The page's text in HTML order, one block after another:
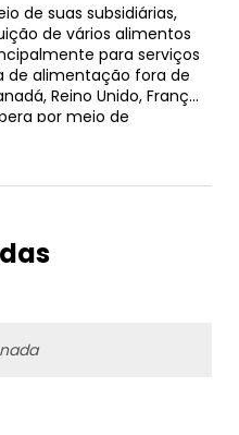
de suas subsidiárias,
de vários alimentos
para serviços
de alimentação fora de
Reino Unido, França
por meio de
EUA, operações
e frutos do mar;
especialidades
incluindo produtos de
por porcelanas e
que incluem panelas,